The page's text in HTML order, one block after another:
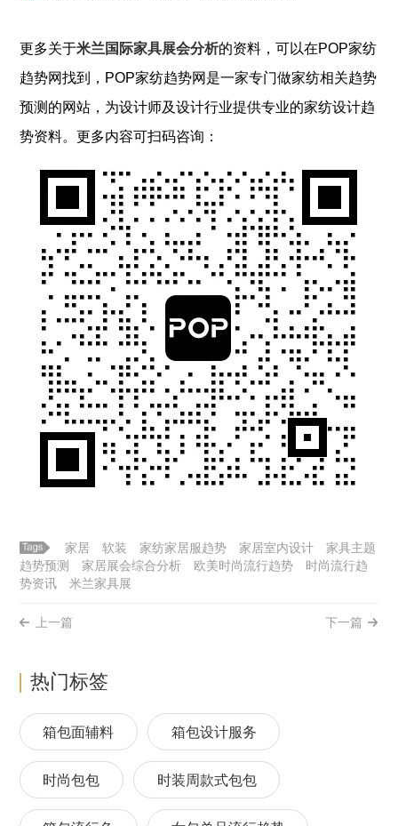
更多关于米兰国际家具展会分析的资料，可以在POP家纺
趋势网找到，POP家纺趋势网是一家专门做家纺相关趋势
预测的网站，为设计师及设计行业提供专业的家纺设计趋
势资料。更多内容可扫码咨询：
家居 软装 家纺家居服趋势 家居室内设计
家具主题
趋势预测
家居展会综合分析 欧美时尚流行趋势
时尚流行趋
势资讯
米兰家具展
上一篇 下一篇
热门标签
箱包面辅料 箱包设计服务
时尚包包 时装周款式包包